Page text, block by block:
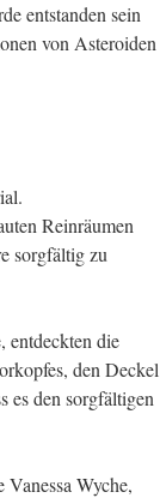
entstanden sein
von Asteroiden
Reinräumen
sorgfältig zu
entdeckten die
den Deckel
es den sorgfältigen
Wyche,